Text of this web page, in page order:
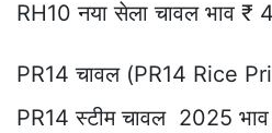
RH10 नया सेला चावल भाव
PR14 चावल (PR14 Rice
PR14 स्टीम चावल 2025